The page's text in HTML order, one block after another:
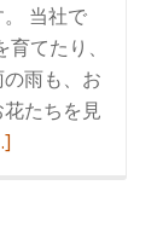
当社で
てたり、
雨も、お
たちを見